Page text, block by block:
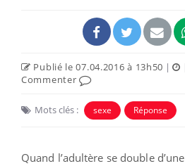
Publié le 07.04.2016 à 13h50 |
Commenter
Mots clés : sexe Réponse
Quand l’adultère se double